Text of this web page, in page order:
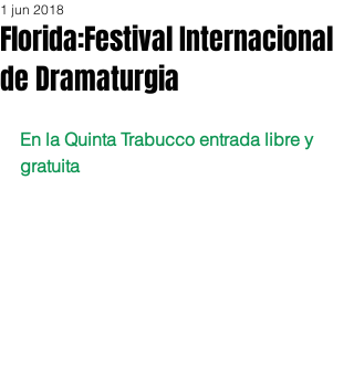
Florida:Festival Internacional
de Dramaturgia
1 jun 2018
En la Quinta Trabucco entrada libre y
gratuita